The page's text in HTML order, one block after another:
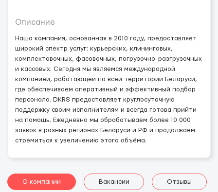
Описание
Наша компания, основанная в 2010 году, предоставляет
широкий спектр услуг: курьерских, клининговых,
комплектовочных, фасовочных, погрузочно-разгрузочных
и кассовых. Сегодня мы являемся международной
компанией, работающей по всей территории Беларуси,
где обеспечиваем оперативный и эффективный подбор
персонала. DKRS предоставляет круглосуточную
поддержку своим исполнителям и всегда готова прийти
на помощь. Ежедневно мы обрабатываем более 10 000
заявок в разных регионах Беларуси и РФ и продолжаем
стремиться к увеличению этого объёма.
О компании Вакансии Отзывы